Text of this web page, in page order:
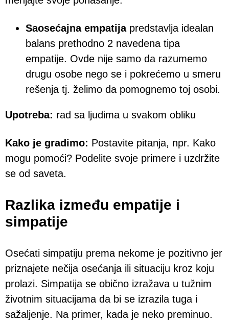
Saosećajna empatijapredstavlja idealan
balans prethodno 2 navedena tipa
empatije. Ovde nije samo da razumemo
drugu osobe nego se i pokrećemo u smeru
rešenja tj. želimo da pomognemo toj osobi.
Upotreba: rad sa ljudima u svakom obliku
Kako je gradimo: Postavite pitanja, npr. Kako
mogu pomoći? Podelite svoje primere i uzdržite
se od saveta.
Razlika između empatije i
simpatije
Osećati simpatiju prema nekome je pozitivno jer
priznajete nečija osećanja ili situaciju kroz koju
prolazi. Simpatija se obično izražava u tužnim
životnim situacijama da bi se izrazila tuga i
sažaljenje. Na primer, kada je neko preminuo.